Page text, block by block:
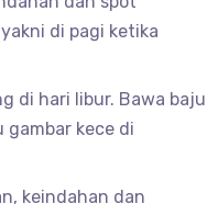
di pagi ketika
di hari libur. Bawa baju
kece di
keindahan dan